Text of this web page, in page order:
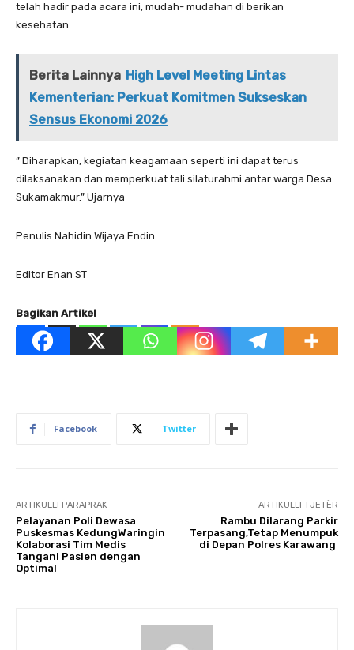
telah hadir pada acara ini, mudah- mudahan di berikan
kesehatan.
Berita Lainnya High Level Meeting Lintas
Kementerian: Perkuat Komitmen Sukseskan
Sensus Ekonomi 2026
” Diharapkan, kegiatan keagamaan seperti ini dapat terus
dilaksanakan dan memperkuat tali silaturahmi antar warga Desa
Sukamakmur.” Ujarnya
Penulis Nahidin Wijaya Endin
Editor Enan ST
Bagikan Artikel
Facebook Twitter
ARTIKULLI PARAPRAK
Pelayanan Poli Dewasa
Puskesmas KedungWaringin
Kolaborasi Tim Medis
Tangani Pasien dengan
Optimal
ARTIKULLI TJETËR
Rambu Dilarang Parkir
Terpasang,Tetap Menumpuk
di Depan Polres Karawang